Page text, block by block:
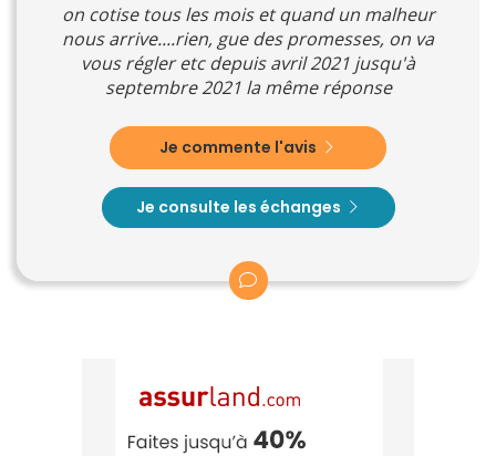
on cotise tous les mois et quand un malheur
nous arrive....rien, gue des promesses, on va
vous régler etc depuis avril 2021 jusqu'à
septembre 2021 la même réponse
Je commente l'avis
Je consulte les échanges